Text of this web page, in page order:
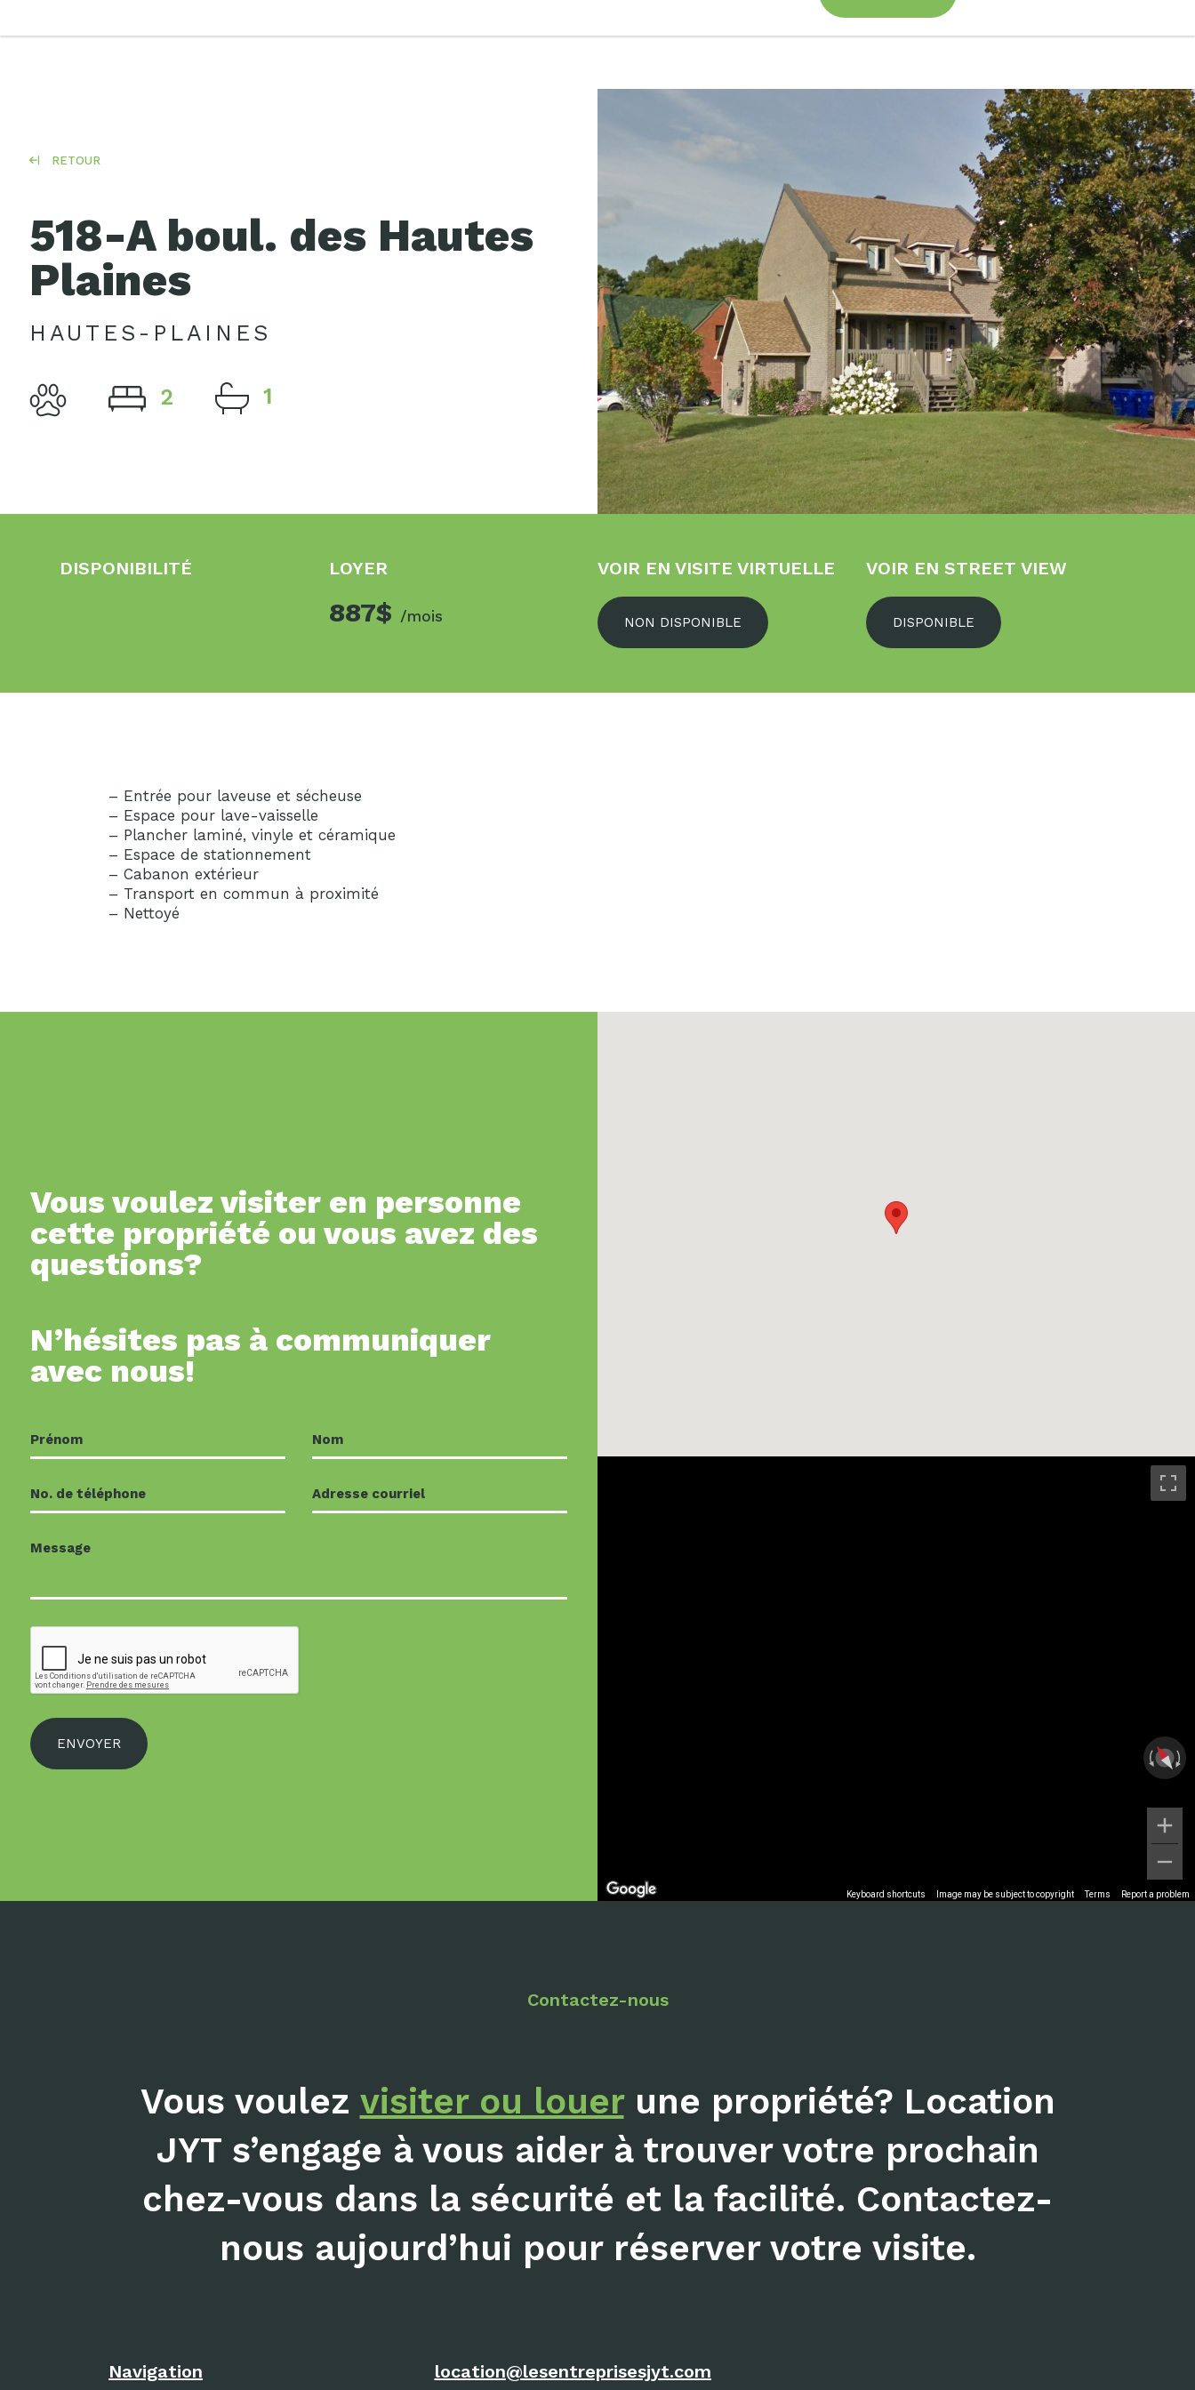
RETOUR
518-A boul. des Hautes
Plaines
HAUTES-PLAINES
2 1
DISPONIBILITÉ LOYER
887$ /mois
VOIR EN VISITE VIRTUELLE
NON DISPONIBLE
VOIR EN STREET VIEW
DISPONIBLE
– Entrée pour laveuse et sécheuse
– Espace pour lave-vaisselle
– Plancher laminé, vinyle et céramique
– Espace de stationnement
– Cabanon extérieur
– Transport en commun à proximité
– Nettoyé
Vous voulez visiter en personne
cette propriété ou vous avez des
questions?
N’hésites pas à communiquer
avec nous!
Keyboard shortcuts Image may be subject to copyright Terms Report a problem
Contactez-nous
Vous voulez visiter ou louerune propriété? Location
JYT s’engage à vous aider à trouver votre prochain
chez-vous dans la sécurité et la facilité. Contactez-
nous aujourd’hui pour réserver votre visite.
Navigation location@lesentreprisesjyt.com